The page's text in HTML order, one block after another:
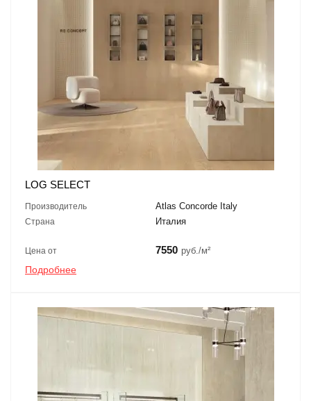
LOG SELECT
Производитель Atlas Concorde Italy
Страна Италия
Цена от 7550 руб./м²
Подробнее